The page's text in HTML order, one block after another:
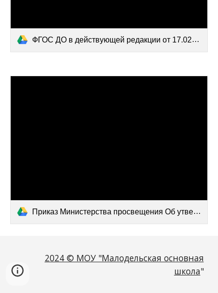
ФГОС ДО в действующей редакции от 17.02.2023.pdf
Приказ Министерства просвещения Об утверждении ФОП ДО.pdf
2024 © МОУ "Малодельская основная
школа"